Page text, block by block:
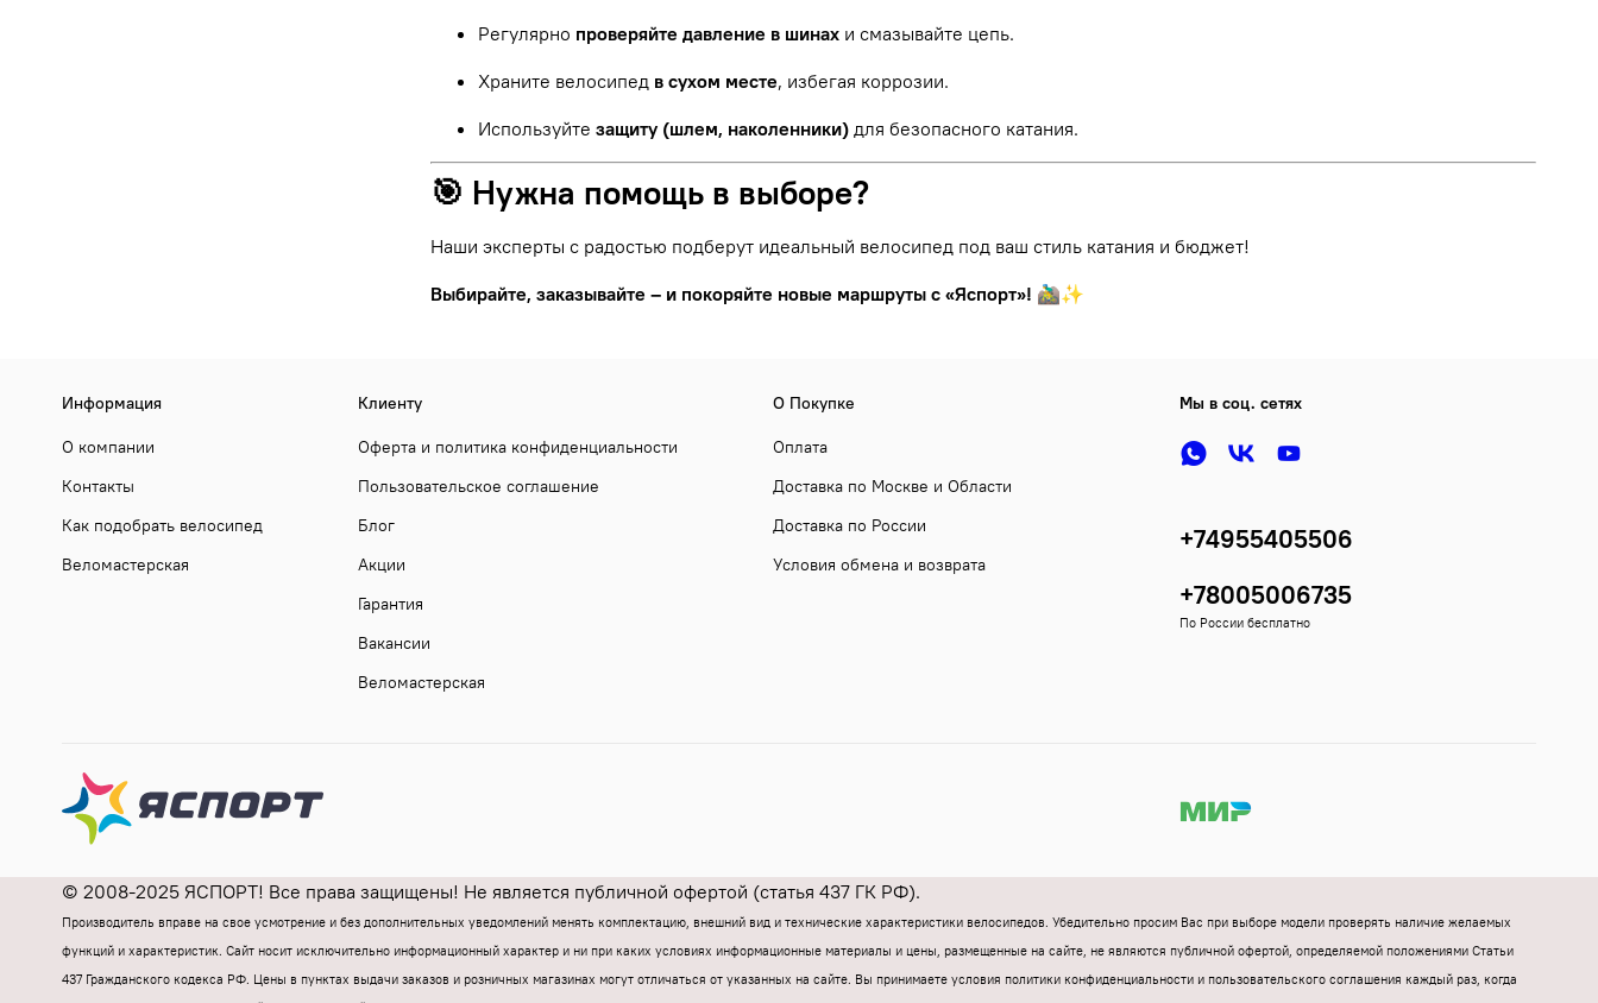
Регулярно проверяйте давление в шинах и смазывайте цепь.
Храните велосипед в сухом месте, избегая коррозии.
Используйте защиту (шлем, наколенники) для безопасного катания.
🎯 Нужна помощь в выборе?
Наши эксперты с радостью подберут идеальный велосипед под ваш стиль катания и бюджет!
Выбирайте, заказывайте – и покоряйте новые маршруты с «Яспорт»! 🚵‍♂️✨
Информация
О компании
Контакты
Как подобрать велосипед
Веломастерская
Клиенту
Оферта и политика конфиденциальности
Пользовательское соглашение
Блог
Акции
Гарантия
Вакансии
Веломастерская
О Покупке
Оплата
Доставка по Москве и Области
Доставка по России
Условия обмена и возврата
Мы в соц. сетях
+74955405506
+78005006735
По России бесплатно
© 2008-2025 ЯСПОРТ! Все права защищены! Не является публичной офертой (статья 437 ГК РФ).
Производитель вправе на свое усмотрение и без дополнительных уведомлений менять комплектацию, внешний вид и технические характеристики велосипедов. Убедительно просим Вас при выборе модели проверять наличие желаемых
функций и характеристик. Cайт носит исключительно информационный характер и ни при каких условиях информационные материалы и цены, размещенные на сайте, не являются публичной офертой, определяемой положениями Статьи
437 Гражданского кодекса РФ. Цены в пунктах выдачи заказов и розничных магазинах могут отличаться от указанных на сайте. Вы принимаете условия политики конфиденциальности и пользовательского соглашения каждый раз, когда